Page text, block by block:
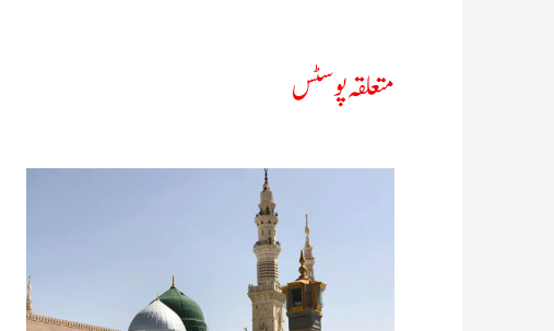
متعلقہ پوسٹس